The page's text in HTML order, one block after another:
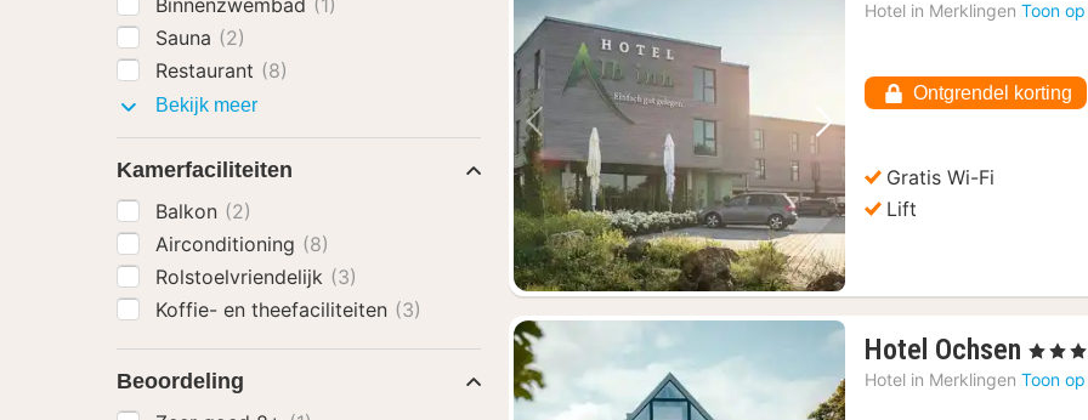
Vorige foto Volgende foto
Hotel in Merklingen Toon
Ontgrendel korting
Gratis Wi-Fi
Lift
Hotel Ochsen 1
, 3 Sterren
Hotel in Merklingen Toon
Binnenzwembad (1)
Sauna (2)
Restaurant (8)
Bekijk meerFaciliteiten
Kamerfaciliteiten
Balkon (2)
Airconditioning (8)
Rolstoelvriendelijk (3)
Koffie- en theefaciliteiten (3)
Beoordeling